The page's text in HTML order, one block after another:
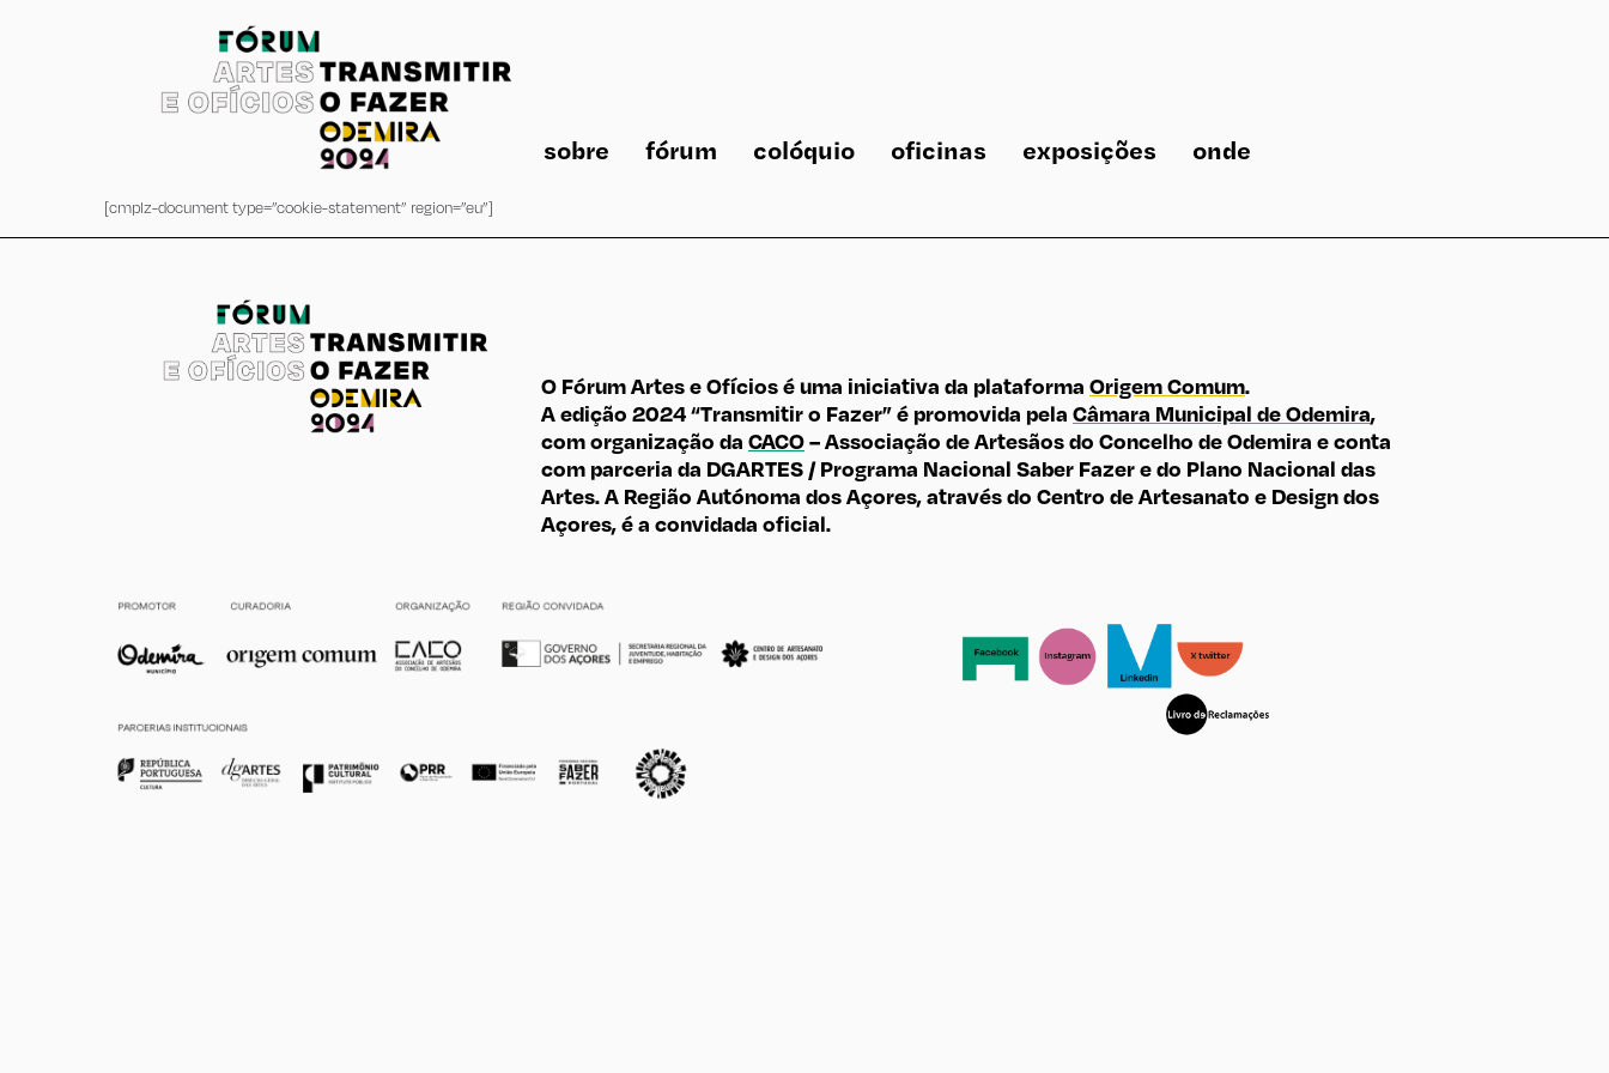
sobre fórum colóquio oficinas exposições onde
[cmplz-document type=”cookie-statement” region=”eu”]
O Fórum Artes e Ofícios é uma iniciativa da plataforma Origem Comum.
A edição 2024 “Transmitir o Fazer” é promovida pela Câmara Municipal de Odemira,
com organização da CACO– Associação de Artesãos do Concelho de Odemira e conta
com parceria da DGARTES / Programa Nacional Saber Fazer e do Plano Nacional das
Artes. A Região Autónoma dos Açores, através do Centro de Artesanato e Design dos
Açores, é a convidada oficial.